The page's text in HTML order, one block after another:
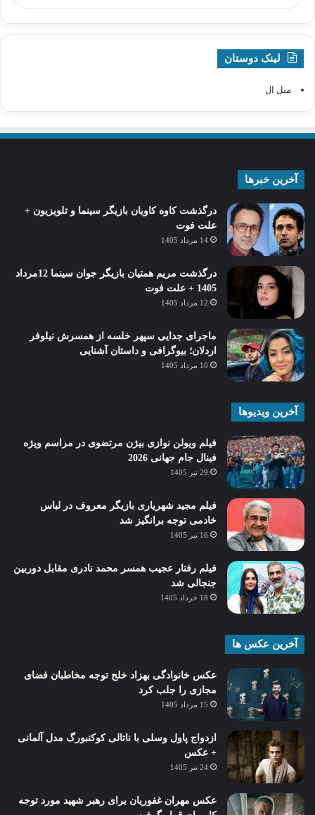
لینک دوستان
مبل ال
آخرین خبرها
درگذشت کاوه کاویان بازیگر سینما و تلویزیون +
علت فوت
14 مرداد 1405
درگذشت مریم همتیان بازیگر جوان سینما 12مرداد
1405 + علت فوت
12 مرداد 1405
ماجرای جدایی سپهر خلسه از همسرش نیلوفر
اردلان؛ بیوگرافی و داستان آشنایی
10 مرداد 1405
آخرین ویدیوها
فیلم ویولن نوازی بیژن مرتضوی در مراسم ویژه
فینال جام جهانی 2026
29 تیر 1405
فیلم مجید شهریاری بازیگر معروف در لباس
خادمی توجه برانگیز شد
16 تیر 1405
فیلم رفتار عجیب همسر محمد نادری مقابل دوربین
جنجالی شد
18 خرداد 1405
آخرین عکس ها
عکس خانوادگی بهزاد خلج توجه مخاطبان فضای
مجازی را جلب کرد
15 مرداد 1405
ازدواج پاول وسلی با ناتالی کوکنبورگ مدل آلمانی
+ عکس
24 تیر 1405
عکس مهران غفوریان برای رهبر شهید مورد توجه